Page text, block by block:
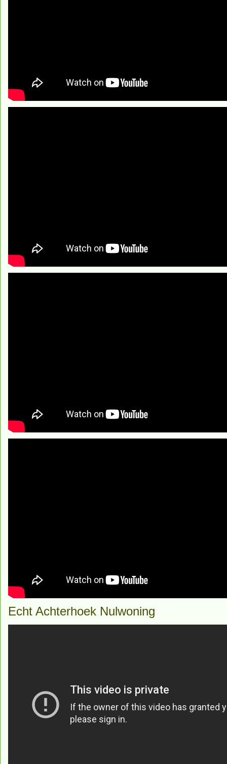
Echt Achterhoek Nulwoning